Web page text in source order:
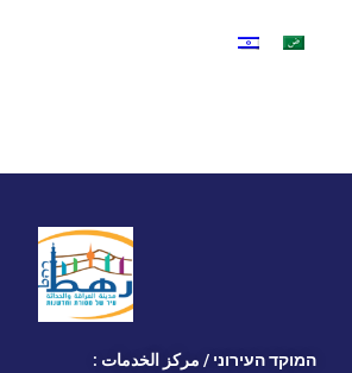
המוקד העירוני / مركز الخدمات :